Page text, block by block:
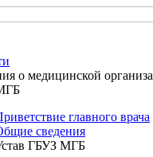
о медицинской
главного врача
сведения
ГБУЗ МГБ